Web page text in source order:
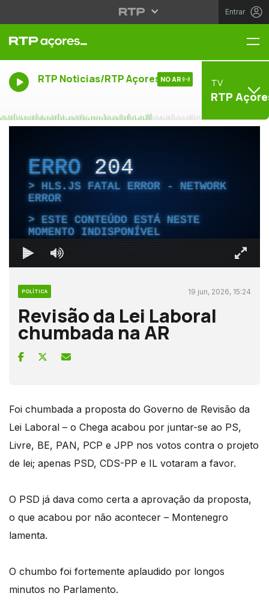
Entrar
RTP Noticias/RTP Açores NO AR TV
RTP
ERRO204
HLS.JS FATAL ERROR - NETWORK
ERROR
ESTE CONTEÚDO ESTÁ NESTE
MOMENTO INDISPONÍVEL
POLÍTICA 19 jun, 2026, 15:24
Revisão da Lei Laboral
chumbada na AR
Foi chumbada a proposta do Governo de Revisão da
Lei Laboral – o Chega acabou por juntar-se ao PS,
Livre, BE, PAN, PCP e JPP nos votos contra o projeto
de lei; apenas PSD, CDS-PP e IL votaram a favor.
O PSD já dava como certa a aprovação da proposta,
o que acabou por não acontecer – Montenegro
lamenta.
O chumbo foi fortemente aplaudido por longos
minutos no Parlamento.